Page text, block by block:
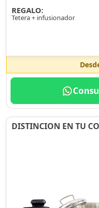
REGALO:
Tetera + infusionador
DISTINCION EN TU